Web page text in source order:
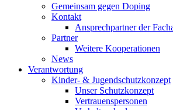
Gemeinsam gegen Doping
Kontakt
Ansprechpartner der
Partner
Weitere Kooperationen
News
Verantwortung
Kinder- & Jugendschutzkonzept
Unser Schutzkonzept
Vertrauenspersonen